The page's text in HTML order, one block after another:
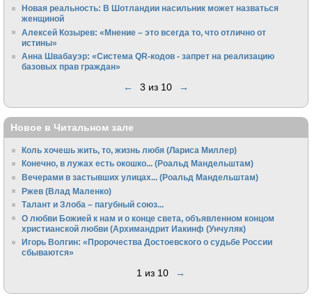
Новая реальность: В Шотландии насильник может назваться
женщиной
Алексей Козырев: «Мнение – это всегда то, что отлично от
истины»
Анна Швабауэр: «Система QR-кодов - запрет на реализацию
базовых прав граждан»
← 3 из 10 →
Новое в Читальном зале
Коль хочешь жить, то, жизнь любя (Лариса Миллер)
Конечно, в лужах есть окошко... (Роальд Мандельштам)
Вечерами в застывших улицах... (Роальд Мандельштам)
Ржев (Влад Маленко)
Талант и Злоба – пагубный союз...
О любви Божией к нам и о конце света, объявленном концом
христианской любви (Архимандрит Иакинф (Унчуляк)
Игорь Волгин: «Пророчества Достоевского о судьбе России
сбываются»
1 из 10 →